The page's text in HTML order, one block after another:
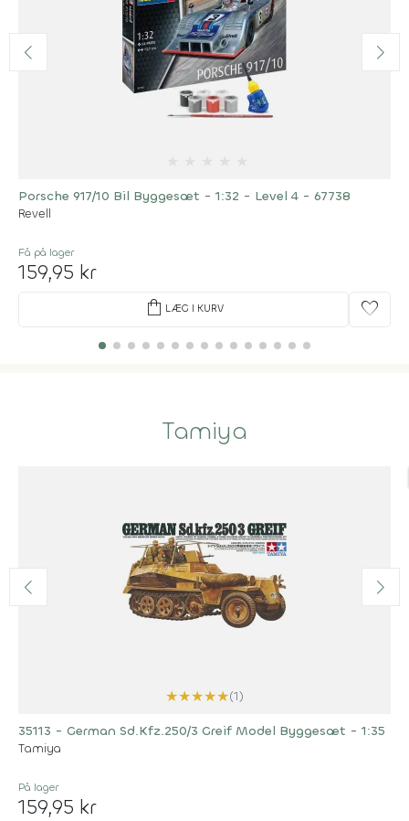
Porsche 917/10 Bil Byggesæt - 1:32 - Level 4 - 67738
Revell
Få på lager
159,95 kr
shopping_bag LÆG I KURV favorite
Tamiya
★★★★★(1)
35113 - German Sd.Kfz.250/3 Greif Model Byggesæt - 1:35
Tamiya
På lager
159,95 kr